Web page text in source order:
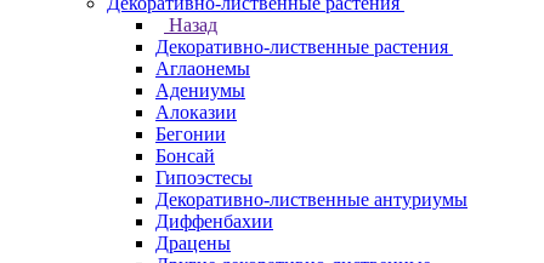
Назад
Декоративно-лиственные растения
Аглаонемы
Адениумы
Алоказии
Бегонии
Бонсай
Гипоэстесы
Декоративно-лиственные антуриумы
Диффенбахии
Драцены